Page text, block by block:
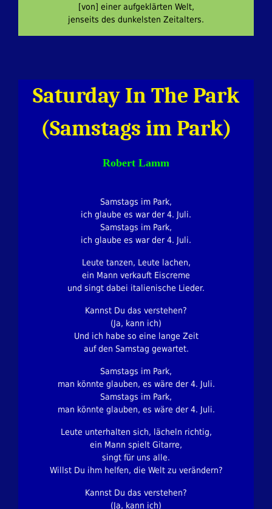
[von] einer aufgeklärten Welt,
jenseits des dunkelsten Zeitalters.
Saturday In The Park
(Samstags im Park)
Robert Lamm
Samstags im Park,
ich glaube es war der 4. Juli.
Samstags im Park,
ich glaube es war der 4. Juli.
Leute tanzen, Leute lachen,
ein Mann verkauft Eiscreme
und singt dabei italienische Lieder.
Kannst Du das verstehen?
(Ja, kann ich)
Und ich habe so eine lange Zeit
auf den Samstag gewartet.
Samstags im Park,
man könnte glauben, es wäre der 4. Juli.
Samstags im Park,
man könnte glauben, es wäre der 4. Juli.
Leute unterhalten sich, lächeln richtig,
ein Mann spielt Gitarre,
singt für uns alle.
Willst Du ihm helfen, die Welt zu verändern?
Kannst Du das verstehen?
(Ja, kann ich)